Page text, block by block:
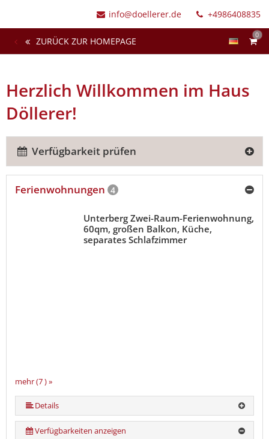
info@doellerer.de +4986408835
0
ZURÜCK ZUR HOMEPAGE
Herzlich Willkommen im Haus
Döllerer!
Verfügbarkeit prüfen
Ferienwohnungen 4
mehr (7 ) »
mehr (7 ) »
mehr (7 ) »
mehr (7 ) »
Unterberg Zwei-Raum-Ferienwohnung,
60qm, großen Balkon, Küche,
separates Schlafzimmer
Details
Verfügbarkeiten anzeigen